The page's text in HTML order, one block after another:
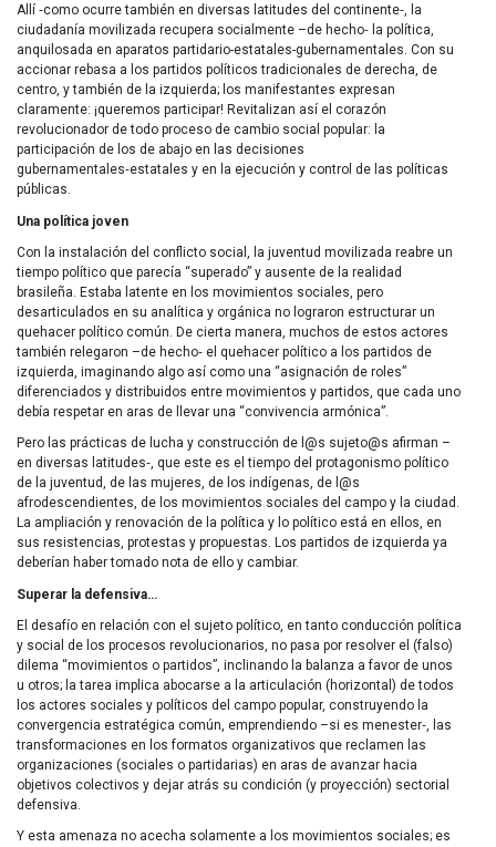
Allí ‑como ocurre también en diversas latitudes del continente‑, la
ciudadanía movilizada recupera socialmente –de hecho‑ la política,
anquilosada en aparatos partidario-estatales-gubernamentales. Con su
accionar rebasa a los partidos políticos tradicionales de derecha, de
centro, y también de la izquierda; los manifestantes expresan
claramente: ¡queremos participar! Revitalizan así el corazón
revolucionador de todo proceso de cambio social popular: la
participación de los de abajo en las decisiones
gubernamentales‑estatales y en la ejecución y control de las políticas
públicas.
Una política joven
Con la instalación del conflicto social, la juventud movilizada reabre un
tiempo político que parecía “superado” y ausente de la realidad
brasileña. Estaba latente en los movimientos sociales, pero
desarticulados en su analítica y orgánica no lograron estructurar un
quehacer político común. De cierta manera, muchos de estos actores
también relegaron –de hecho‑ el quehacer político a los partidos de
izquierda, imaginando algo así como una “asignación de roles”
diferenciados y distribuidos entre movimientos y partidos, que cada uno
debía respetar en aras de llevar una “convivencia armónica”.
Pero las prácticas de lucha y construcción de l@s sujeto@s afirman –
en diversas latitudes‑, que este es el tiempo del protagonismo político
de la juventud, de las mujeres, de los indígenas, de l@s
afrodescendientes, de los movimientos sociales del campo y la ciudad.
La ampliación y renovación de la política y lo político está en ellos, en
sus resistencias, protestas y propuestas. Los partidos de izquierda ya
deberían haber tomado nota de ello y cambiar.
Superar la defensiva…
El desafío en relación con el sujeto político, en tanto conducción política
y social de los procesos revolucionarios, no pasa por resolver el (falso)
dilema “movimientos o partidos”, inclinando la balanza a favor de unos
u otros; la tarea implica abocarse a la articulación (horizontal) de todos
los actores sociales y políticos del campo popular, construyendo la
convergencia estratégica común, emprendiendo –si es menester‑, las
transformaciones en los formatos organizativos que reclamen las
organizaciones (sociales o partidarias) en aras de avanzar hacia
objetivos colectivos y dejar atrás su condición (y proyección) sectorial
defensiva.
Y esta amenaza no acecha solamente a los movimientos sociales; es